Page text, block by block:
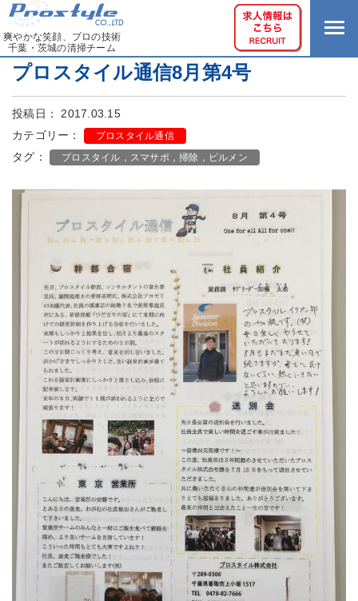
爽やかな笑顔、プロの技術
千葉・茨城の清掃チーム
プロスタイル通信8月第4号
投稿日： 2017.03.15
カテゴリー：
プロスタイル通信
タグ： プロスタイル，スマサポ，掃除，ビルメン